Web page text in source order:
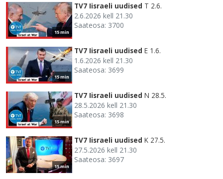
15 min
TV7 Iisraeli uudised T 2.6.
2.6.2026 kell 21.30
Saateosa: 3700
15 min
TV7 Iisraeli uudised E 1.6.
1.6.2026 kell 21.30
Saateosa: 3699
15 min
TV7 Iisraeli uudised N 28.5.
28.5.2026 kell 21.30
Saateosa: 3698
15 min
TV7 Iisraeli uudised K 27.5.
27.5.2026 kell 21.30
Saateosa: 3697